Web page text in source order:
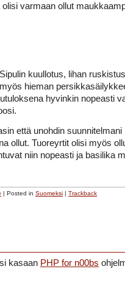
varmaan ollut
kuullotus, lihan
hieman
hyvinkin nopeasti
että unohdin
ollut. Tuoreyrtit olisi myös
niin nopeasti ja basilika
| Posted in Suomeksi | Trackback
kasaan PHP for n00bs